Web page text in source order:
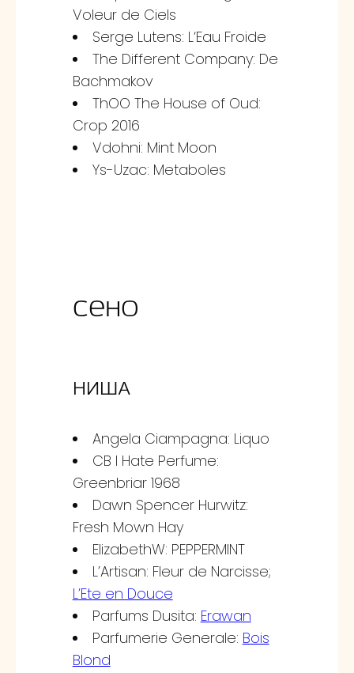
Voleur de Ciels
Serge Lutens: LʼEau Froide
The Different Company: De
Bachmakov
ThOO The House of Oud:
Crop 2016
Vdohni: Mint Moon
Ys-Uzac: Metaboles
Сено
НИША
Angela Ciampagna: Liquo
CB I Hate Perfume:
Greenbriar 1968
Dawn Spencer Hurwitz:
Fresh Mown Hay
ElizabethW: PEPPERMINT
L’Artisan: Fleur de Narcisse;
L’Ete en Douce
Parfums Dusita: Erawan
Parfumerie Generale: Bois
Blond